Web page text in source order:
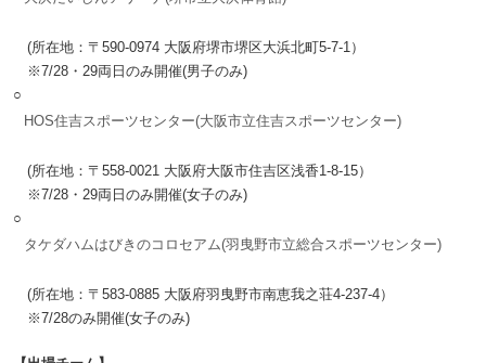
(所在地：〒590-0974 大阪府堺市堺区大浜北町5-7-1）
※7/28・29両日のみ開催(男子のみ)
○
HOS住吉スポーツセンター(大阪市立住吉スポーツセンター)
(所在地：〒558-0021 大阪府大阪市住吉区浅香1-8-15）
※7/28・29両日のみ開催(女子のみ)
○
タケダハムはびきのコロセアム(羽曳野市立総合スポーツセンター)
(所在地：〒583-0885 大阪府羽曳野市南恵我之荘4-237-4）
※7/28のみ開催(女子のみ)